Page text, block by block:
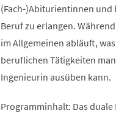
(Fach-)Abiturientinnen und
Beruf zu erlangen.
im Allgemeinen abläuft,
beruflichen Tätigkeiten
Ingenieurin ausüben kann.
Programminhalt: Das